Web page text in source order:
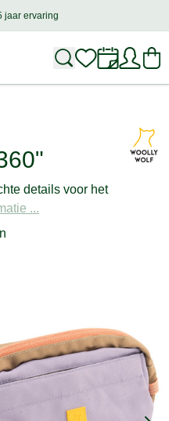
jaar ervaring
dan25 jaar ervaring
details voor het
...